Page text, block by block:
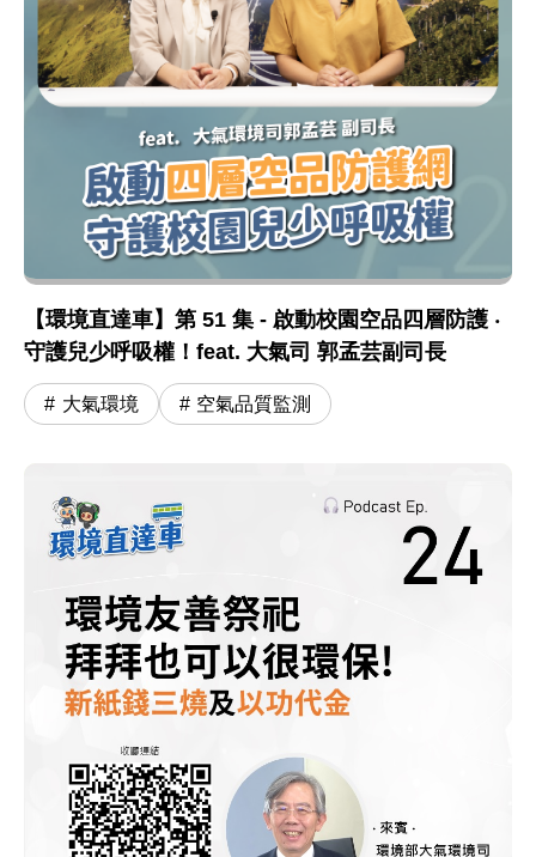
【環境直達車】第 51 集 - 啟動校園空品四層防護 ‧
守護兒少呼吸權！feat. 大氣司 郭孟芸副司長
大氣環境 空氣品質監測